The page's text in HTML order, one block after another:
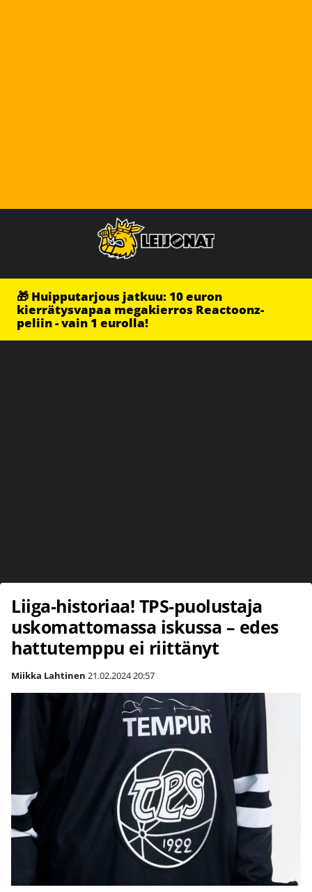
🎁 Huipputarjous jatkuu: 10 euron
kierrätysvapaa megakierros Reactoonz-
peliin - vain 1 eurolla!
Liiga-historiaa! TPS-puolustaja
uskomattomassa iskussa – edes
hattutemppu ei riittänyt
Miikka Lahtinen 21.02.202420:57